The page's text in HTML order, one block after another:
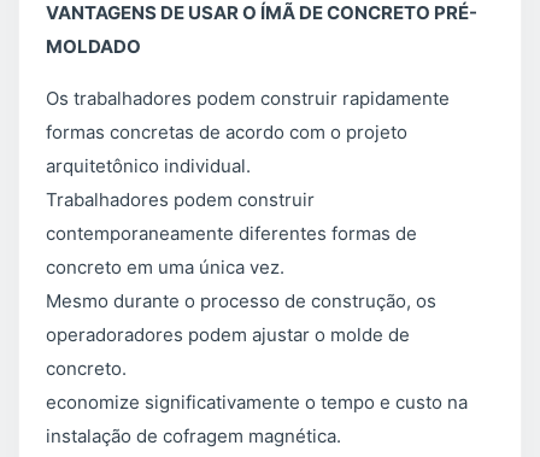
VANTAGENS DE USAR O ÍMÃ DE CONCRETO PRÉ-
MOLDADO
Os trabalhadores podem construir rapidamente
formas concretas de acordo com o projeto
arquitetônico individual.
Trabalhadores podem construir
contemporaneamente diferentes formas de
concreto em uma única vez.
Mesmo durante o processo de construção, os
operadoradores podem ajustar o molde de
concreto.
economize significativamente o tempo e custo na
instalação de cofragem magnética.